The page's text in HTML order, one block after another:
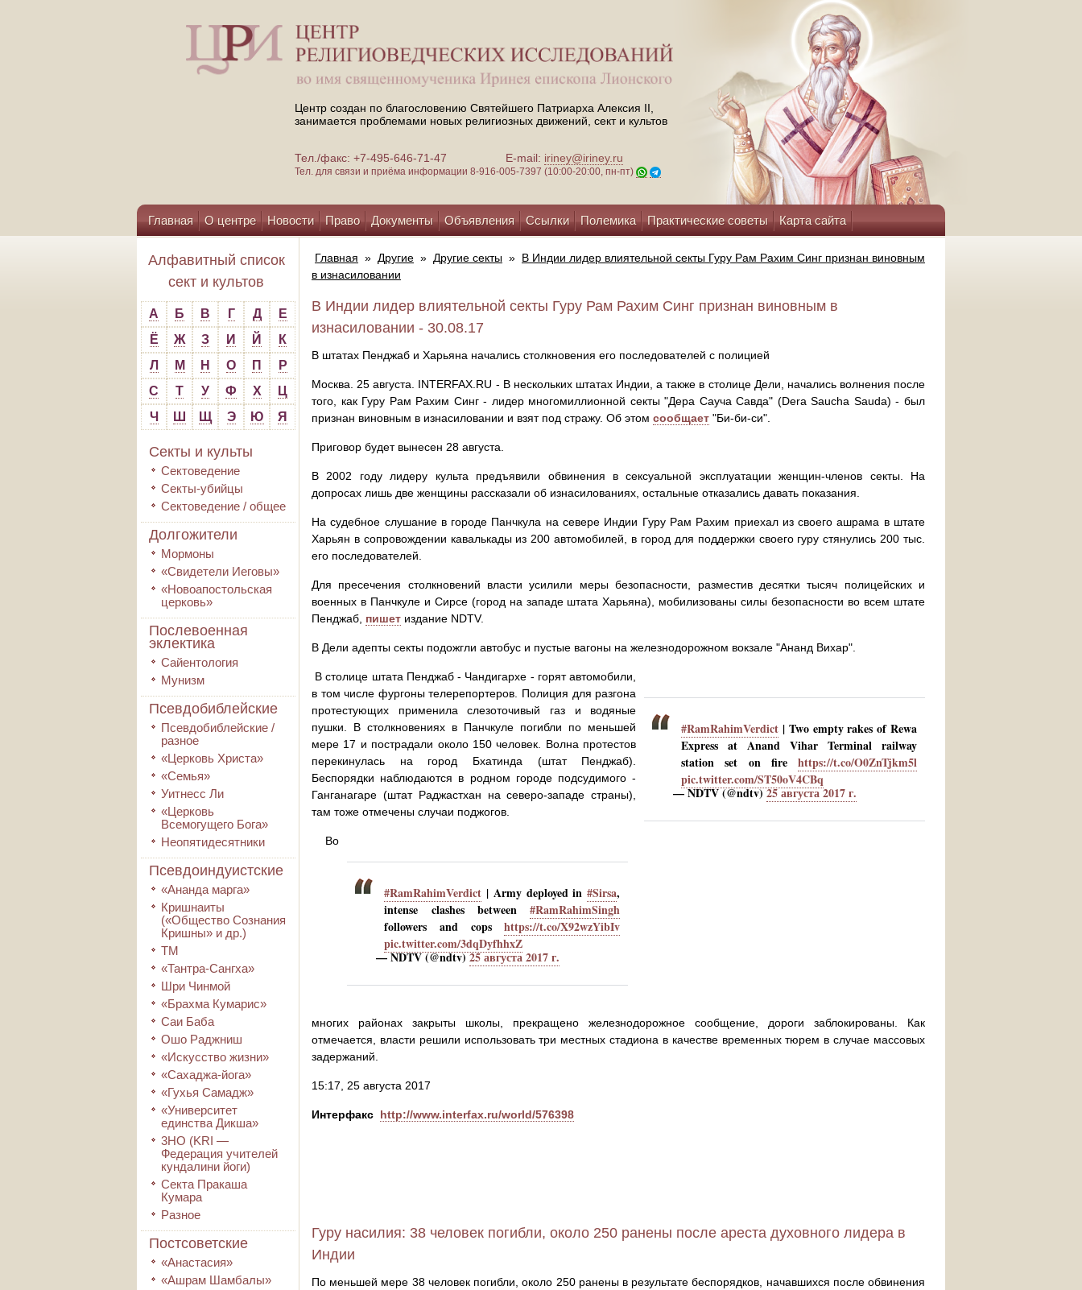
Центр создан по благословению Святейшего Патриарха Алексия II,
занимается проблемами новых религиозных движений, сект и культов
Тел./факс: +7-495-646-71-47 E-mail: iriney@iriney.ru
Тел. для связи и приёма информации 8-916-005-7397 (10:00-20:00, пн-пт)
Главная О центре Новости Право Документы Объявления Ссылки Полемика Практические советы Карта сайта
Помощь центру
Алфавитный список
сект и культов
А Б В Г Д
Е
Ё
Ж З И Й
К
Л
М Н О П
Р
С
Т У Ф Х
Ц
Ч
Ш Щ Э Ю Я
Секты и культы
Сектоведение
Секты-убийцы
Сектоведение / общее
Долгожители
Мормоны
«Свидетели Иеговы»
«Новоапостольская
церковь»
Послевоенная
эклектика
Сайентология
Мунизм
Псевдобиблейские
Псевдобиблейские /
разное
«Церковь Христа»
«Семья»
Уитнесс Ли
«Церковь
Всемогущего Бога»
Неопятидесятники
Псевдоиндуистские
«Ананда марга»
Кришнаиты
(«Общество Сознания
Кришны» и др.)
ТМ
«Тантра-Сангха»
Шри Чинмой
«Брахма Кумарис»
Саи Баба
Ошо Раджниш
«Искусство жизни»
«Сахаджа-йога»
«Гухья Самадж»
«Университет
единства Дикша»
3HO (KRI ―
Федерация учителей
кундалини йоги)
Секта Пракаша
Кумара
Разное
Постсоветские
«Анастасия»
«Ашрам Шамбалы»
Главная » Другие » Другие секты » В Индии лидер влиятельной секты Гуру Рам Рахим Синг признан виновным
в изнасиловании
В Индии лидер влиятельной секты Гуру Рам Рахим Синг признан виновным в
изнасиловании - 30.08.17
В штатах Пенджаб и Харьяна начались столкновения его последователей с полицией
Москва. 25 августа. INTERFAX.RU - В нескольких штатах Индии, а также в столице Дели, начались волнения после
того, как Гуру Рам Рахим Синг - лидер многомиллионной секты "Дера Сауча Савда" (Dera Saucha Sauda) - был
признан виновным в изнасиловании и взят под стражу. Об этом сообщает "Би-би-си".
Приговор будет вынесен 28 августа.
В 2002 году лидеру культа предъявили обвинения в сексуальной эксплуатации женщин-членов секты. На
допросах лишь две женщины рассказали об изнасилованиях, остальные отказались давать показания.
На судебное слушание в городе Панчкула на севере Индии Гуру Рам Рахим приехал из своего ашрама в штате
Харьян в сопровождении кавалькады из 200 автомобилей, в город для поддержки своего гуру стянулись 200 тыс.
его последователей.
Для пресечения столкновений власти усилили меры безопасности, разместив десятки тысяч полицейских и
военных в Панчкуле и Сирсе (город на западе штата Харьяна), мобилизованы силы безопасности во всем штате
Пенджаб, пишет издание NDTV.
В Дели адепты секты подожгли автобус и пустые вагоны на железнодорожном вокзале "Ананд Вихар".
#RamRahimVerdict | Two empty rakes of Rewa
Express at Anand Vihar Terminal railway
station set on fire https://t.co/O0ZnTjkm5l
pic.twitter.com/ST50oV4CBq
— NDTV (@ndtv)25 августа 2017 г.
В столице штата Пенджаб - Чандигархе - горят автомобили,
в том числе фургоны телерепортеров. Полиция для разгона
протестующих применила слезоточивый газ и водяные
пушки. В столкновениях в Панчкуле погибли по меньшей
мере 17 и пострадали около 150 человек. Волна протестов
перекинулась на город Бхатинда (штат Пенджаб).
Беспорядки наблюдаются в родном городе подсудимого -
Ганганагаре (штат Раджастхан на северо-западе страны),
там тоже отмечены случаи поджогов.
#RamRahimVerdict | Army deployed in#Sirsa,
intense clashes between#RamRahimSingh
followers and copshttps://t.co/X92wzYibIv
pic.twitter.com/3dqDyfhhxZ
— NDTV (@ndtv)25 августа 2017 г.
Во
многих районах закрыты школы, прекращено железнодорожное сообщение, дороги заблокированы. Как
отмечается, власти решили использовать три местных стадиона в качестве временных тюрем в случае массовых
задержаний.
15:17, 25 августа 2017
Интерфакс http://www.interfax.ru/world/576398
Гуру насилия: 38 человек погибли, около 250 ранены после ареста духовного лидера в
Индии
По меньшей мере 38 человек погибли, около 250 ранены в результате беспорядков, начавшихся после обвинения